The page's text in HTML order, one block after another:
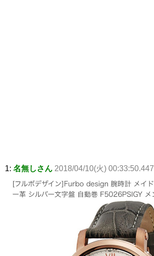
1: 名無しさん 2018/04/10(火) 00:33:50.447